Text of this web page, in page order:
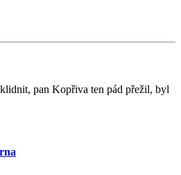
pan Kopřiva ten pád přežil, byl